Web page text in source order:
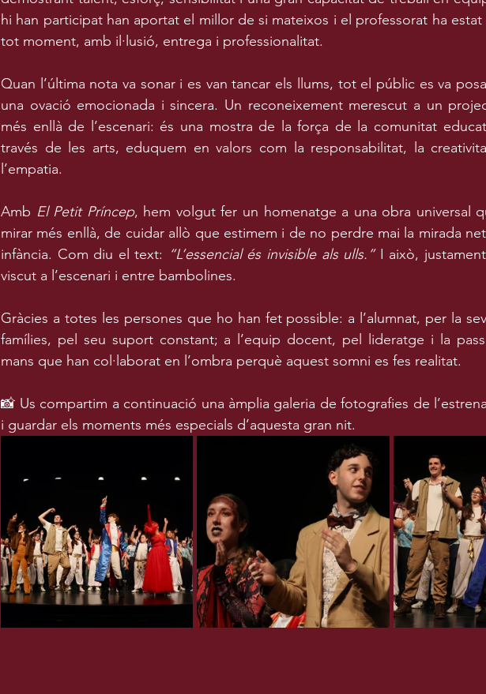
hi han participat han aportat el millor de si mateixos i el professorat ha
tot moment, amb il·lusió, entrega i professionalitat.
Quan l’última nota va sonar i es van tancar els llums, tot el públic es va
una ovació emocionada i sincera. Un reconeixement merescut a un
més enllà de l’escenari: és una mostra de la força de la comunitat
través de les arts, eduquem en valors com la responsabilitat, la
l’empatia.
Amb El Petit Príncep, hem volgut fer un homenatge a una obra universal
mirar més enllà, de cuidar allò que estimem i de no perdre mai la mirada
infància. Com diu el text: “L’essencial és invisible als ulls.” I això,
viscut a l’escenari i entre bambolines.
Gràcies a totes les persones que ho han fet possible: a l’alumnat, per la
famílies, pel seu suport constant; a l’equip docent, pel lideratge i la
mans que han col·laborat en l’ombra perquè aquest somni es fes realitat.
📸 Us compartim a continuació una àmplia galeria de fotografies de
i guardar els moments més especials d’aquesta gran nit.